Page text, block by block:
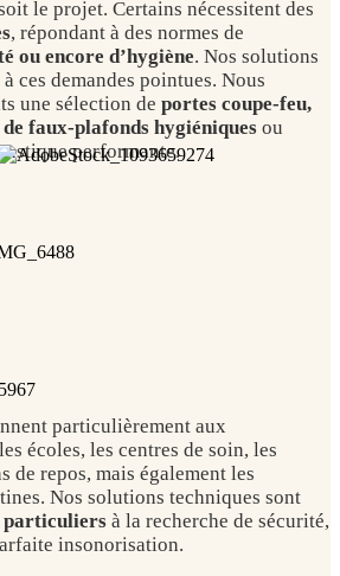
le projet. Certains nécessitent des
, répondant à des normes de
ou encore d’hygiène. Nos solutions
ces demandes pointues. Nous
une sélection de portes coupe-feu,
faux-plafonds hygiéniques ou
performante.
particulièrement aux
écoles, les centres de soin, les
de repos, mais également les
Nos solutions techniques sont
particuliers à la recherche de sécurité,
insonorisation.